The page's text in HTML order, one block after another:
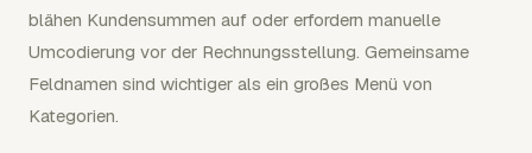
blähen Kundensummen auf oder erfordern manuelle
Umcodierung vor der Rechnungsstellung. Gemeinsame
Feldnamen sind wichtiger als ein großes Menü von
Kategorien.